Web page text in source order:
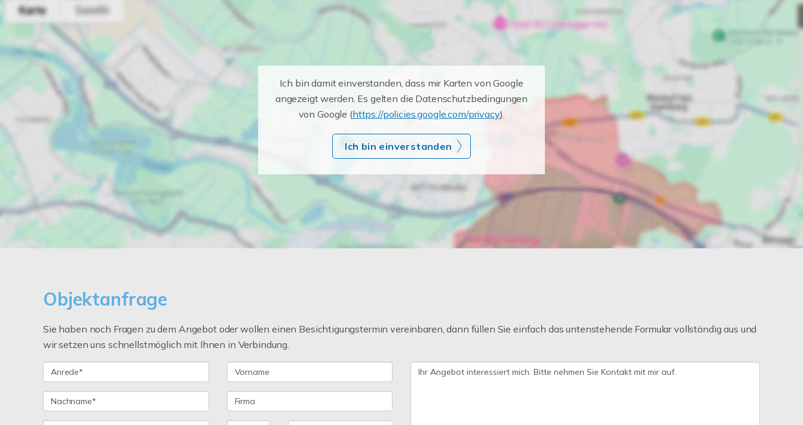
Ich bin damit einverstanden, dass mir Karten von Google
angezeigt werden. Es gelten die Datenschutzbedingungen
von Google (https://policies.google.com/privacy).
Ich bin einverstanden
Objektanfrage
Sie haben noch Fragen zu dem Angebot oder wollen einen Besichtigungstermin vereinbaren, dann füllen Sie einfach das untenstehende Formular vollständig aus und
wir setzen uns schnellstmöglich mit Ihnen in Verbindung.